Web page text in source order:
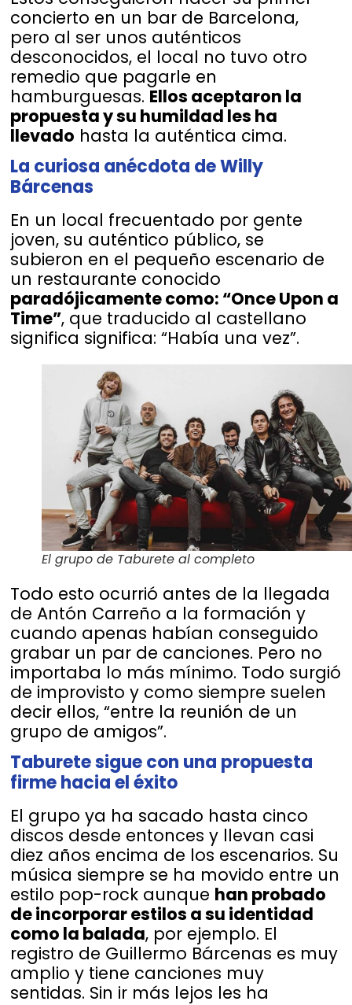
concierto en un bar de Barcelona,
pero al ser unos auténticos
desconocidos, el local no tuvo otro
remedio que pagarle en
hamburguesas. Ellos aceptaron la
propuesta y su humildad les ha
llevado hasta la auténtica cima.
La curiosa anécdota de Willy
Bárcenas
En un local frecuentado por gente
joven, su auténtico público, se
subieron en el pequeño escenario de
un restaurante conocido
paradójicamente como: “Once Upon a
Time”, que traducido al castellano
significa significa: “Había una vez”.
El grupo de Taburete al completo
Todo esto ocurrió antes de la llegada
de Antón Carreño a la formación y
cuando apenas habían conseguido
grabar un par de canciones. Pero no
importaba lo más mínimo. Todo surgió
de improvisto y como siempre suelen
decir ellos, “entre la reunión de un
grupo de amigos”.
Taburete sigue con una propuesta
firme hacia el éxito
El grupo ya ha sacado hasta cinco
discos desde entonces y llevan casi
diez años encima de los escenarios. Su
música siempre se ha movido entre un
estilo pop-rock aunque han probado
de incorporar estilos a su identidad
como la balada, por ejemplo. El
registro de Guillermo Bárcenas es muy
amplio y tiene canciones muy
sentidas. Sin ir más lejos les ha